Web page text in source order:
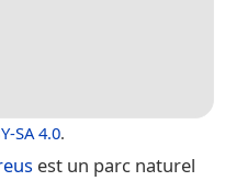
SA 4.0.
est un parc naturel